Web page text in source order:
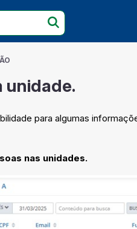
unidade.
para algumas
nas unidades.